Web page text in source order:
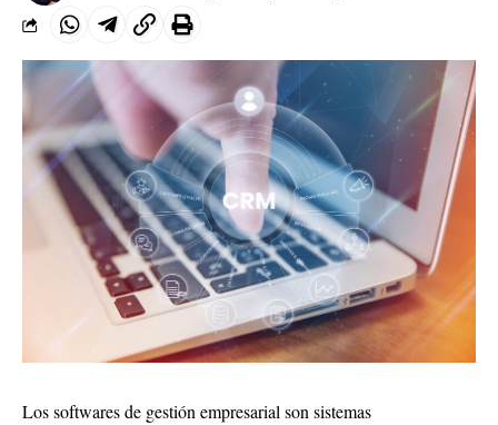
Los softwares de gestión empresarial son sistemas